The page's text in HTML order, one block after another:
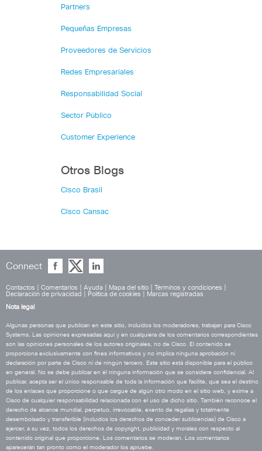
Partners
Pequeñas Empresas
Proveedores de Servicios
Redes Empresariales
Responsabilidad Social
Sector Público
Customer Experience
Otros Blogs
Cisco Brasil
Cisco Cansac
Connect
Contactos Comentarios Ayuda Mapa del sitio Términos y condiciones
Declaración de privacidad
Política de cookies
Marcas registradas
Nota legal
Algunas personas que publican en este sitio, incluidos los moderadores, trabajan para Cisco
Systems. Las opiniones expresadas aquí y en cualquiera de los comentarios correspondientes
son las opiniones personales de los autores originales, no de Cisco. El contenido se
proporciona exclusivamente con fines informativos y no implica ninguna aprobación ni
declaración por parte de Cisco ni de ningún tercero. Este sitio está disponible para el público
en general. No se debe publicar en él ninguna información que se considere confidencial. Al
publicar, acepta ser el único responsable de toda la información que facilite, que sea el destino
de los enlaces que proporcione o que cargue de algún otro modo en el sitio web, y exime a
Cisco de cualquier responsabilidad relacionada con el uso de dicho sitio. También reconoce el
derecho de alcance mundial, perpetuo, irrevocable, exento de regalías y totalmente
desembolsado y transferible (incluidos los derechos de conceder sublicencias) de Cisco a
ejercer, a su vez, todos los derechos de copyright, publicidad y morales con respecto al
contenido original que proporcione. Los comentarios se moderan. Los comentarios
aparecerán tan pronto como el moderador los apruebe.